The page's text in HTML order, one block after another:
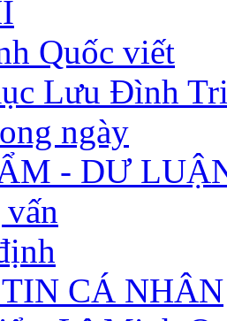
Quốc viết
Lưu Đình
ngày
- DƯ
CÁ NHÂN